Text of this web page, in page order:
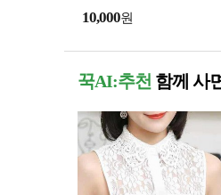
10,000원
꾹AI:추천 함께 사